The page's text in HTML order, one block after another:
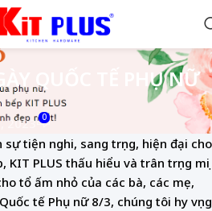
QUỐC TẾ PHỤ NỮ
2023 0
tiện nghi, sang trọng, hiện đại cho
PLUS thấu hiểu và trân trọng mọi
tổ ấm nhỏ của các bà, các mẹ,
tế Phụ nữ 8/3, chúng tôi hy vọng